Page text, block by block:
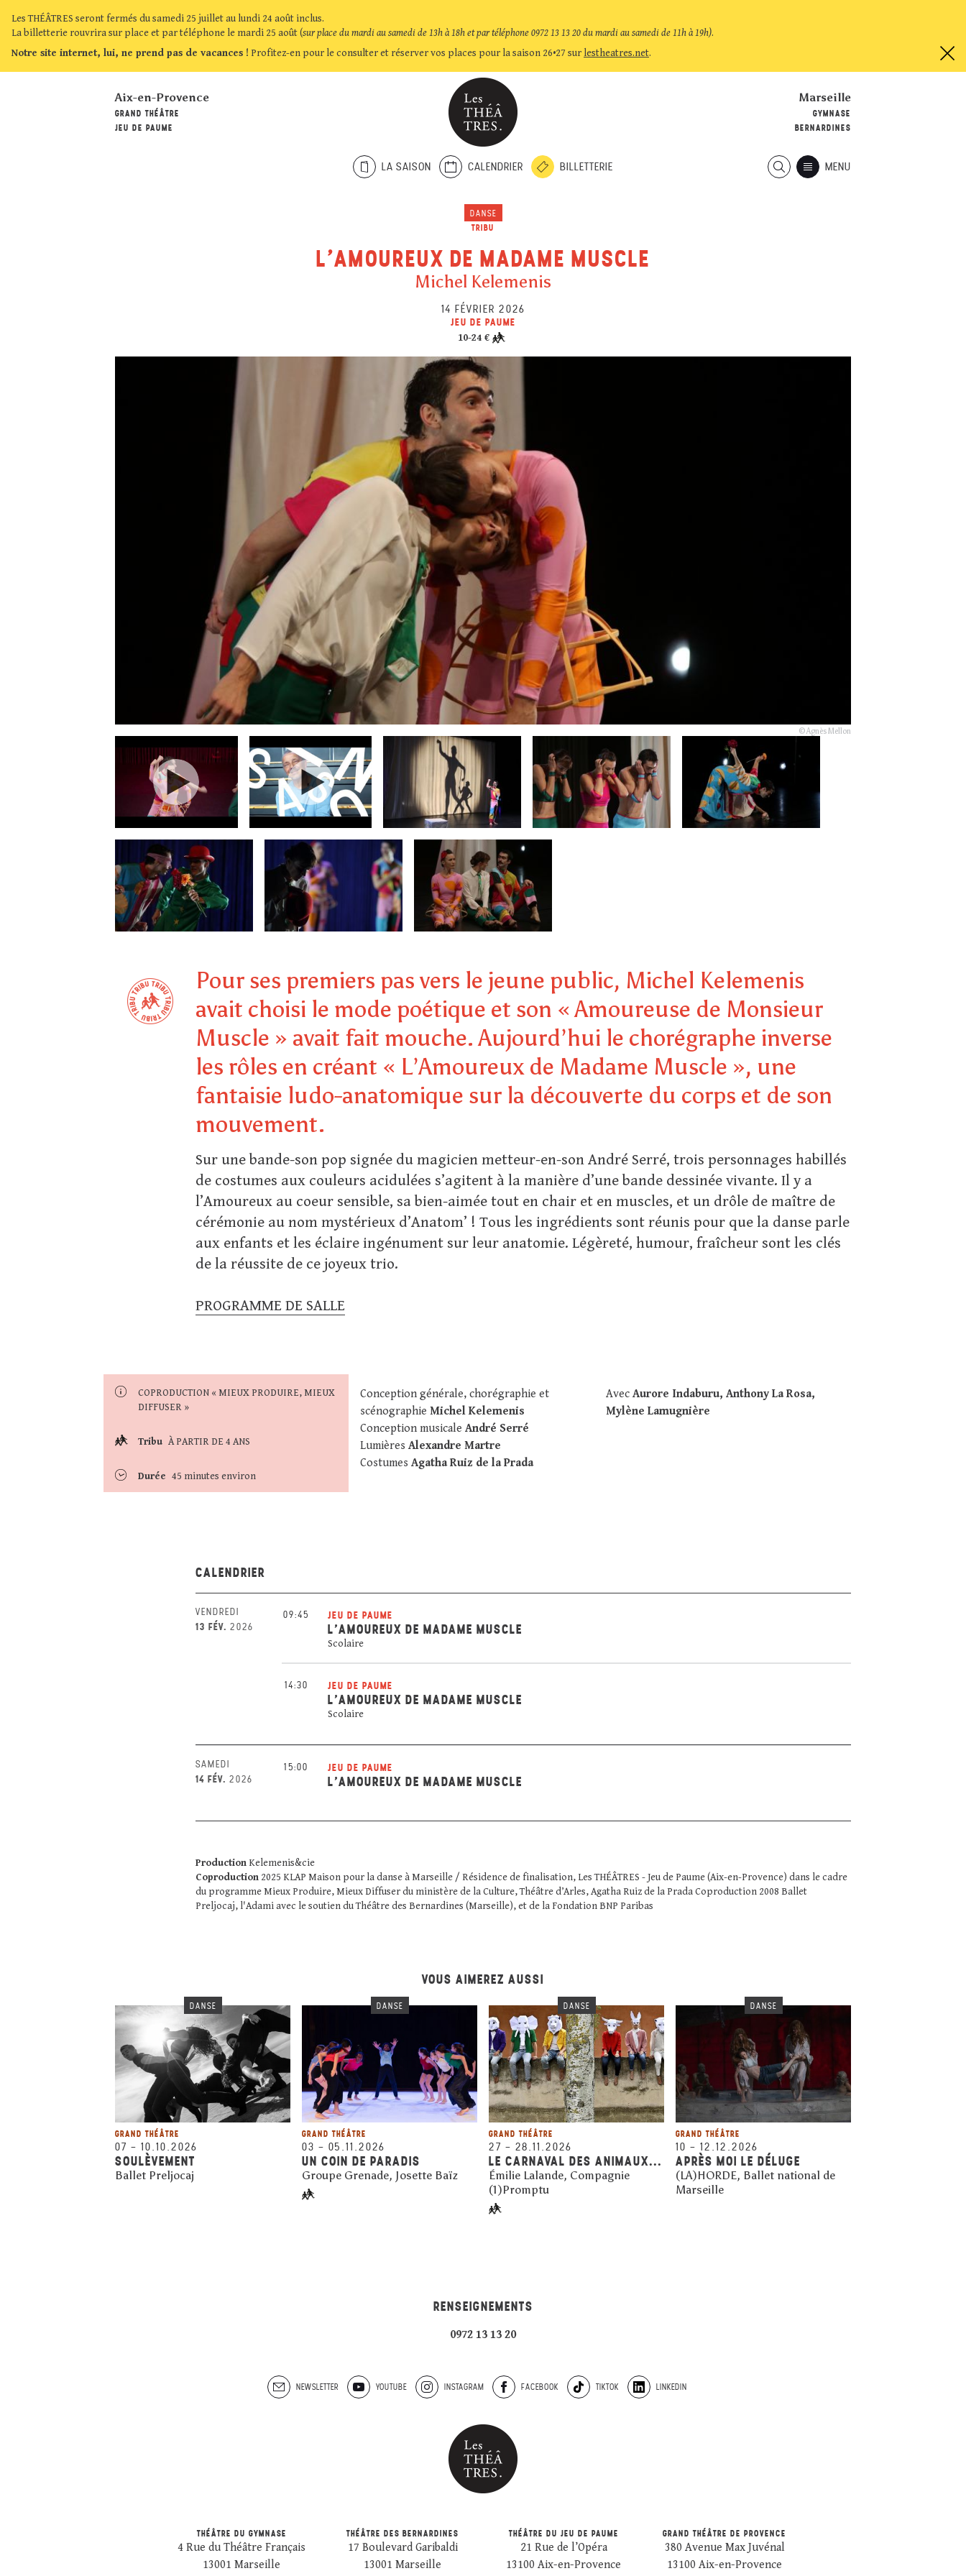
Les THÉÂTRES seront fermés du samedi 25 juillet au lundi 24 août inclus.
La billetterie rouvrira sur place et par téléphone le mardi 25 août (sur place du mardi au samedi de 13h à 18h et par téléphone 0972 13 13 20 du mardi au samedi de 11h à 19h).
Notre site internet, lui, ne prend pas de vacances ! Profitez-en pour le consulter et réserver vos places pour la saison 26•27 sur lestheatres.net.
Marseille
GYMNASE
BERNARDINES
Aix-en-Provence
GRAND THÉÂTRE
JEU DE PAUME
LA SAISON CALENDRIER BILLETTERIE MENU
DANSE
TRIBU
L’AMOUREUX DE MADAME MUSCLE
Michel Kelemenis
14 FÉVRIER 2026
JEU DE PAUME
10-24 €
© Agnès Mellon
Pour ses premiers pas vers le jeune public, Michel Kelemenis
avait choisi le mode poétique et son « Amoureuse de Monsieur
Muscle » avait fait mouche. Aujourd’hui le chorégraphe inverse
les rôles en créant « L’Amoureux de Madame Muscle », une
fantaisie ludo-anatomique sur la découverte du corps et de son
mouvement.
Sur une bande-son pop signée du magicien metteur-en-son André Serré, trois personnages habillés
de costumes aux couleurs acidulées s’agitent à la manière d’une bande dessinée vivante. Il y a
l’Amoureux au coeur sensible, sa bien-aimée tout en chair et en muscles, et un drôle de maître de
cérémonie au nom mystérieux d’Anatom’ ! Tous les ingrédients sont réunis pour que la danse parle
aux enfants et les éclaire ingénument sur leur anatomie. Légèreté, humour, fraîcheur sont les clés
de la réussite de ce joyeux trio.
PROGRAMME DE SALLE
Conception générale, chorégraphie et
scénographieMichel Kelemenis
Conception musicaleAndré Serré
LumièresAlexandre Martre
CostumesAgatha Ruiz de la Prada
Avec Aurore Indaburu, Anthony La Rosa,
Mylène Lamugnière
COPRODUCTION « MIEUX PRODUIRE, MIEUX
DIFFUSER »
Tribu À PARTIR DE 4 ANS
Durée 45 minutes environ
CALENDRIER
VENDREDI
13 FÉV. 2026
09:45 JEU DE PAUME
L’AMOUREUX DE MADAME MUSCLE
Scolaire
14:30 JEU DE PAUME
L’AMOUREUX DE MADAME MUSCLE
Scolaire
SAMEDI
14 FÉV. 2026
15:00 JEU DE PAUME
L’AMOUREUX DE MADAME MUSCLE
Production Kelemenis&cie
Coproduction 2025 KLAP Maison pour la danse à Marseille / Résidence de finalisation, Les THÉÂTRES - Jeu de Paume (Aix-en-Provence) dans le cadre
du programme Mieux Produire, Mieux Diffuser du ministère de la Culture, Théâtre d’Arles, Agatha Ruiz de la Prada Coproduction 2008 Ballet
Preljocaj, l'Adami avec le soutien du Théâtre des Bernardines (Marseille), et de la Fondation BNP Paribas
VOUS AIMEREZ AUSSI
DANSE
GRAND THÉÂTRE
07 – 10.10.2026
SOULÈVEMENT
Ballet Preljocaj
DANSE
GRAND THÉÂTRE
03 – 05.11.2026
UN COIN DE PARADIS
Groupe Grenade, Josette Baïz
DANSE
GRAND THÉÂTRE
27 – 28.11.2026
LE CARNAVAL DES ANIMAUX...
Émilie Lalande, Compagnie
(1)Promptu
DANSE
GRAND THÉÂTRE
10 – 12.12.2026
APRÈS MOI LE DÉLUGE
(LA)HORDE, Ballet national de
Marseille
RENSEIGNEMENTS
0972 13 13 20
NEWSLETTER YOUTUBE INSTAGRAM FACEBOOK TIKTOK LINKEDIN
THÉÂTRE DU GYMNASE
4 Rue du Théâtre Français
13001 Marseille
THÉÂTRE DES BERNARDINES
17 Boulevard Garibaldi
13001 Marseille
THÉÂTRE DU JEU DE PAUME
21 Rue de l’Opéra
13100 Aix-en-Provence
GRAND THÉÂTRE DE PROVENCE
380 Avenue Max Juvénal
13100 Aix-en-Provence